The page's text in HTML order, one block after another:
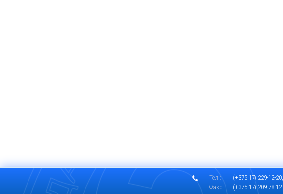
Тел.:
(+375 17) 229-12-20,
Факс:
(+375 17) 209-78-12